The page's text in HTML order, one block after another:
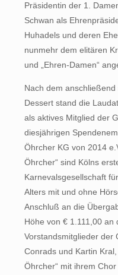
Präsidentin der 1.
Schwan als
Huhadels und deren
nunmehr dem elitären
und „Ehren-Damen“
Nach dem
Dessert stand die
als aktives Mitglied der
diesjährigen
Öhrcher KG von 2014
Öhrcher“ sind Kölns
Karnevalsgesellschaft
Alters mit und ohne
Anschluß an die
Höhe von € 1.111,00 an
Vorstandsmitglieder der
Conrads und Kartin
Öhrcher“ mit ihrem